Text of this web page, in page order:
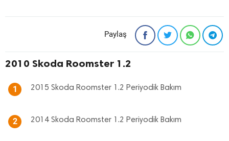
Paylaş
2010 Skoda Roomster 1.2
1 2015 Skoda Roomster 1.2 Periyodik Bakım
2 2014 Skoda Roomster 1.2 Periyodik Bakım